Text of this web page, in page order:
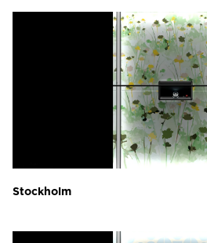
Stockholm